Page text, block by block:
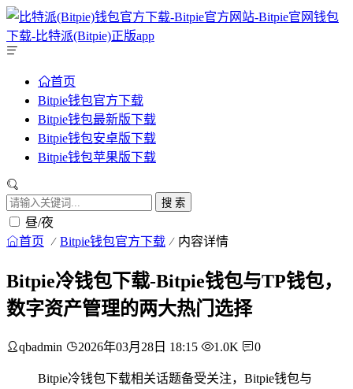
首页
Bitpie钱包官方下载
Bitpie钱包最新版下载
Bitpie钱包安卓版下载
Bitpie钱包苹果版下载
搜 索
昼/夜
首页 Bitpie钱包官方下载 内容详情
Bitpie冷钱包下载-Bitpie钱包与TP钱包，
数字资产管理的两大热门选择
qbadmin 2026年03月28日 18:15 1.0K 0
Bitpie冷钱包下载相关话题备受关注，Bitpie钱包与